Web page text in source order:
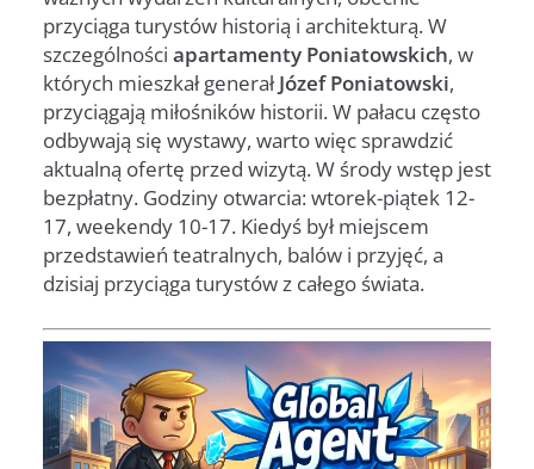
przyciąga turystów historią i architekturą. W
szczególności apartamenty Poniatowskich, w
których mieszkał generałJózef Poniatowski,
przyciągają miłośników historii. W pałacu często
odbywają się wystawy, warto więc sprawdzić
aktualną ofertę przed wizytą. W środy wstęp jest
bezpłatny. Godziny otwarcia: wtorek-piątek 12-
17, weekendy 10-17. Kiedyś był miejscem
przedstawień teatralnych, balów i przyjęć, a
dzisiaj przyciąga turystów z całego świata.